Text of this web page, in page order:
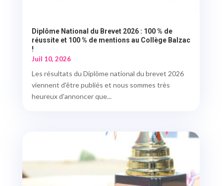
Diplôme National du Brevet 2026 : 100 % de
réussite et 100 % de mentions au Collège Balzac
!
Juil 10, 2026
Les résultats du Diplôme national du brevet 2026
viennent d'être publiés et nous sommes très
heureux d'annoncer que...